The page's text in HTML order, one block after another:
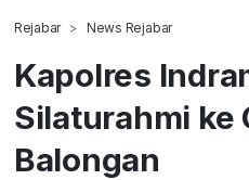
Rejabar News Rejabar
Kapolres
Silaturahmi ke
Balongan